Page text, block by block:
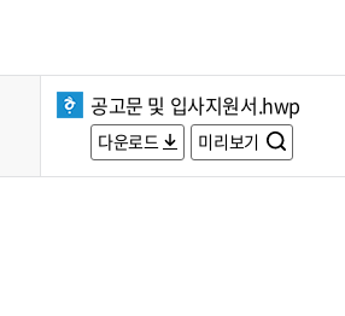
공고문 및 입사지원서.hwp
다운로드 미리보기